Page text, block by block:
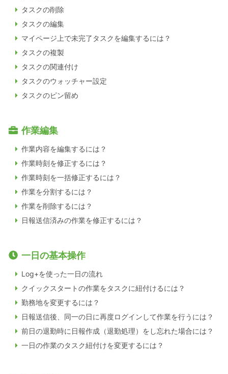
タスクの削除
タスクの編集
マイページ上で未完了タスクを編集するには？
タスクの複製
タスクの関連付け
タスクのウォッチャー設定
タスクのピン留め
作業編集
作業内容を編集するには？
作業時刻を修正するには？
作業時刻を一括修正するには？
作業を分割するには？
作業を削除するには？
日報送信済みの作業を修正するには？
一日の基本操作
Log+を使った一日の流れ
クイックスタートの作業をタスクに紐付けるには？
勤務地を変更するには？
日報送信後、同一の日に再度ログインして作業を行うには？
前日の退勤時に日報作成（退勤処理）をし忘れた場合には？
一日の作業のタスク紐付けを変更するには？